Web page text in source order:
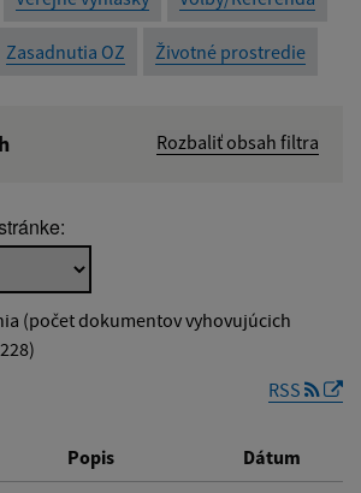
Zasadnutia OZ Životné prostredie
Rozbaliť obsah filtra
od:
(počet dokumentov vyhovujúcich
RSS
Popis Dátum